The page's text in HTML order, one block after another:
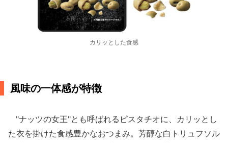
カリッとした食感
風味の一体感が特徴
"ナッツの女王"とも呼ばれるピスタチオに、カリッとし
た衣を掛けた食感豊かなおつまみ。芳醇な白トリュフソル